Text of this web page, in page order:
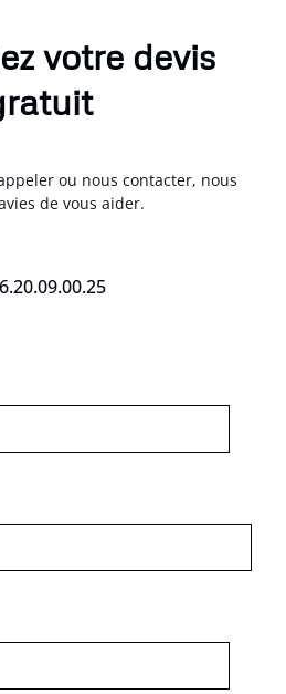
votre devis
ou nous contacter, nous
de vous aider.